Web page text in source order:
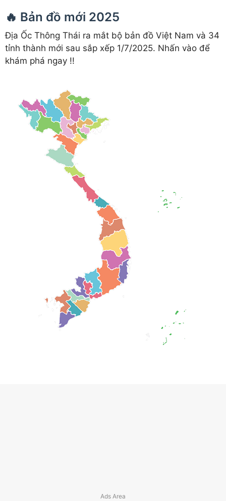
🔥 Bản đồ mới 2025
Địa Ốc Thông Thái ra mắt bộ bản đồ Việt Nam và 34
tỉnh thành mới sau sắp xếp 1/7/2025. Nhấn vào để
khám phá ngay !!